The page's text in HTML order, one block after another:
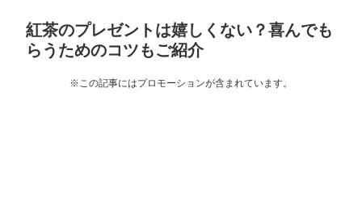
紅茶のプレゼントは嬉しくない？喜んでも
らうためのコツもご紹介
※この記事にはプロモーションが含まれています。